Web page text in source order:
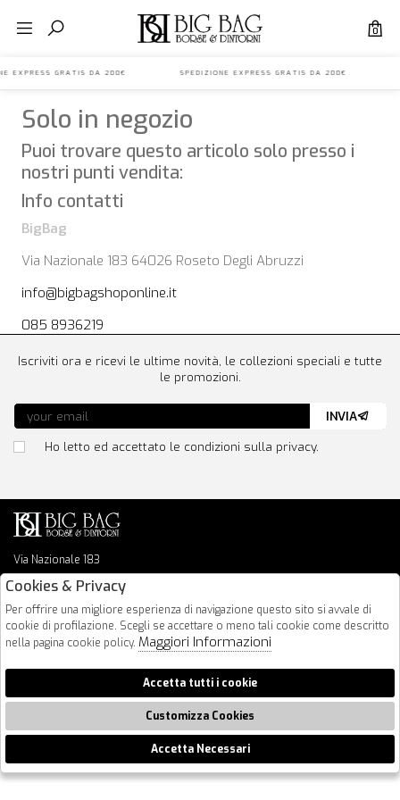
0
EXPRESS GRATIS DA 200€ SPEDIZIONE EXPRESS GRATIS DA
Solo in negozio
Puoi trovare questo articolo solo presso i
nostri punti vendita:
Info contatti
BigBag
Via Nazionale 183 64026 Roseto Degli Abruzzi
info@bigbagshoponline.it
085 8936219
Via Nazionale 183
64026 Roseto Degli Abruzzi
info@bigbagshoponline.it
follow us
Iscriviti ora e ricevi le ultime novità, le collezioni speciali e tutte
le promozioni.
Ho letto ed accettato le condizioni sulla privacy.
INVIA
2026 BigBag - P.iva : 00916940679 Powered by
🍪
Cookies & Privacy
Per offrire una migliore esperienza di navigazione questo sito si avvale di
cookie di profilazione. Scegli se accettare o meno tali cookie come descritto
nella pagina cookie policy. Maggiori Informazioni
Accetta tutti i cookie
Customizza Cookies
Accetta Necessari